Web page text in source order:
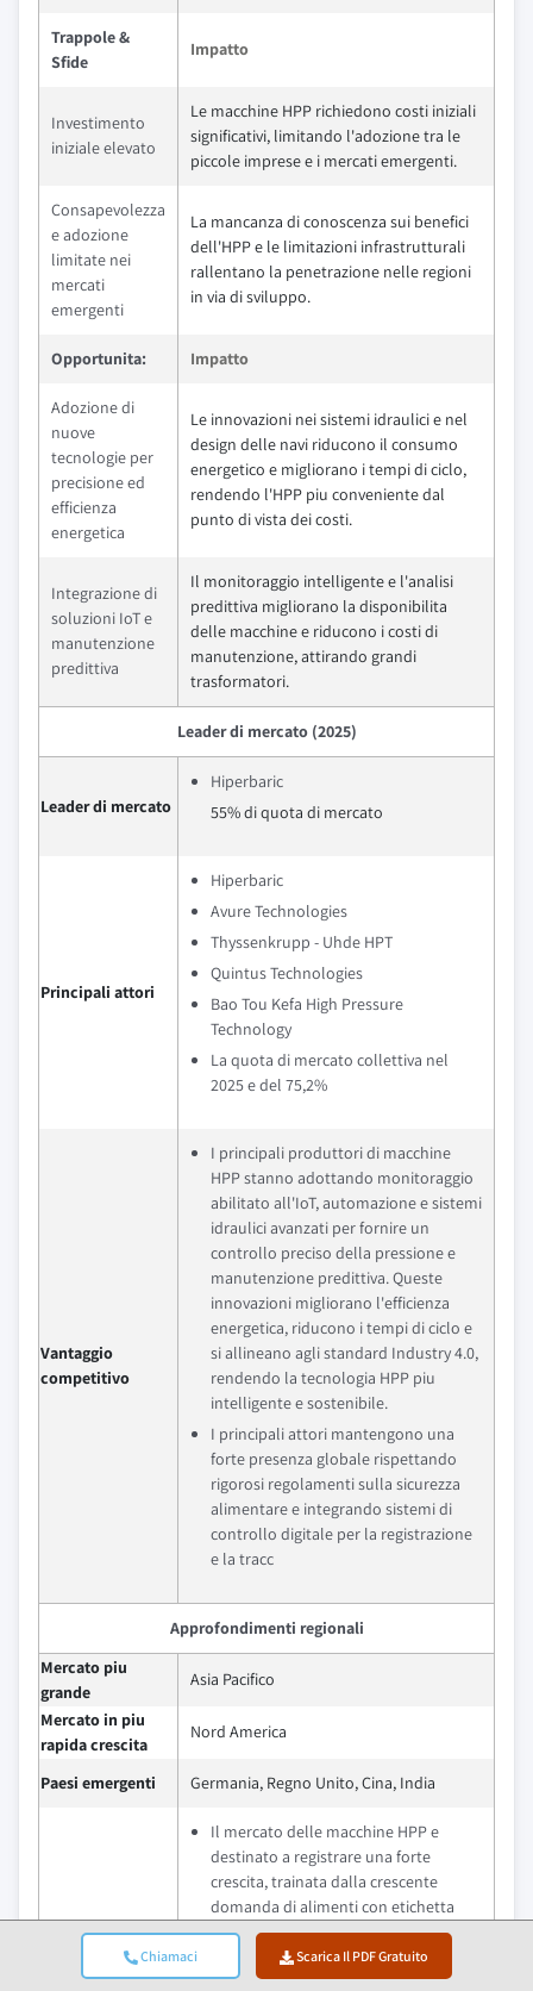
Chiamaci Scarica Il PDF Gratuito
Trappole &
Sfide
Impatto
Investimento
iniziale elevato
Le macchine HPP richiedono costi iniziali
significativi, limitando l'adozione tra le
piccole imprese e i mercati emergenti.
Consapevolezza
e adozione
limitate nei
mercati
emergenti
La mancanza di conoscenza sui benefici
dell'HPP e le limitazioni infrastrutturali
rallentano la penetrazione nelle regioni
in via di sviluppo.
Opportunita: Impatto
Adozione di
nuove
tecnologie per
precisione ed
efficienza
energetica
Le innovazioni nei sistemi idraulici e nel
design delle navi riducono il consumo
energetico e migliorano i tempi di ciclo,
rendendo l'HPP piu conveniente dal
punto di vista dei costi.
Integrazione di
soluzioni IoT e
manutenzione
predittiva
Il monitoraggio intelligente e l'analisi
predittiva migliorano la disponibilita
delle macchine e riducono i costi di
manutenzione, attirando grandi
trasformatori.
Leader di mercato (2025)
Leader di mercato
Hiperbaric
55% di quota di mercato
Principali attori
Hiperbaric
Avure Technologies
Thyssenkrupp - Uhde HPT
Quintus Technologies
Bao Tou Kefa High Pressure
Technology
La quota di mercato collettiva nel
2025 e del 75,2%
Vantaggio
competitivo
I principali produttori di macchine
HPP stanno adottando monitoraggio
abilitato all'IoT, automazione e sistemi
idraulici avanzati per fornire un
controllo preciso della pressione e
manutenzione predittiva. Queste
innovazioni migliorano l'efficienza
energetica, riducono i tempi di ciclo e
si allineano agli standard Industry 4.0,
rendendo la tecnologia HPP piu
intelligente e sostenibile.
I principali attori mantengono una
forte presenza globale rispettando
rigorosi regolamenti sulla sicurezza
alimentare e integrando sistemi di
controllo digitale per la registrazione
e la tracc
Approfondimenti regionali
Mercato piu
grande
Asia Pacifico
Mercato in piu
rapida crescita
Nord America
Paesi emergenti Germania, Regno Unito, Cina, India
Il mercato delle macchine HPP e
destinato a registrare una forte
crescita, trainata dalla crescente
domanda di alimenti con etichetta
pulita, senza conservanti e dal
rispetto di rigorose normative globali
sulla sicurezza alimentare. I